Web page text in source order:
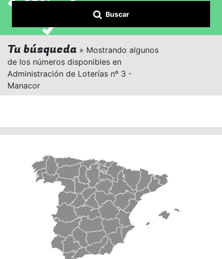
Buscar
Tu búsqueda » Mostrando algunos
de los números disponibles en
Administración de Loterías nº 3 -
Manacor